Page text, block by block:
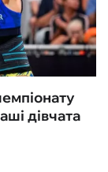
дівчата